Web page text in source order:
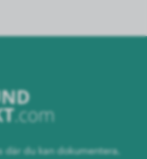
du kan dokumentera,